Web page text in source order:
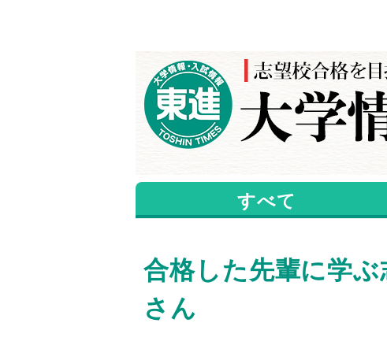
すべて
合格した先輩に学
さん